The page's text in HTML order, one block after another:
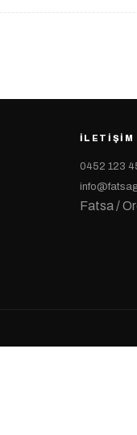
İLETIŞIM
0452 123
Fatsa /